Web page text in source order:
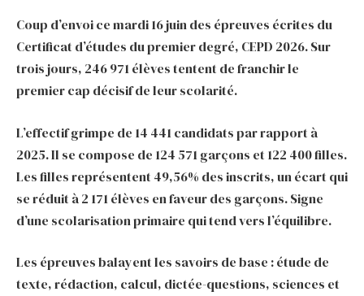
Coup d’envoi ce mardi 16 juin des épreuves écrites du
Certificat d’études du premier degré, CEPD 2026. Sur
trois jours, 246 971 élèves tentent de franchir le
premier cap décisif de leur scolarité.
L’effectif grimpe de 14 441 candidats par rapport à
2025. Il se compose de 124 571 garçons et 122 400 filles.
Les filles représentent 49,56% des inscrits, un écart qui
se réduit à 2 171 élèves en faveur des garçons. Signe
d’une scolarisation primaire qui tend vers l’équilibre.
Les épreuves balayent les savoirs de base : étude de
texte, rédaction, calcul, dictée-questions, sciences et